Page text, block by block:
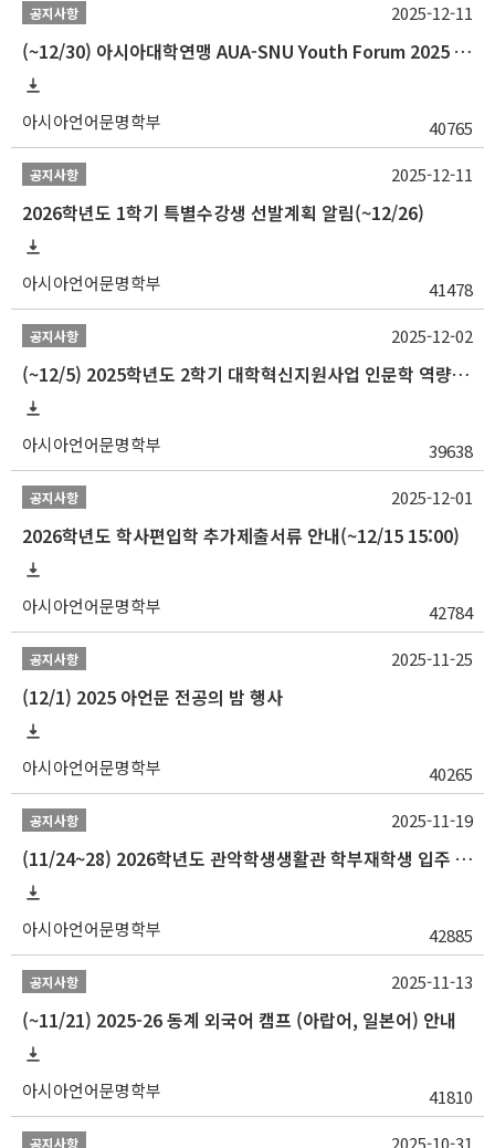
공지사항
(~12/30) 아시아대학연맹 AUA-SNU Youth Forum 2025 참가자 선발 안내
아시아언어문명학부 40765
2025-12-11
공지사항
2026학년도 1학기 특별수강생 선발계획 알림(~12/26)
아시아언어문명학부 41478
2025-12-11
공지사항
(~12/5) 2025학년도 2학기 대학혁신지원사업 인문학 역량강화 국제학술대회 참가 경비 지원 안내(2차)
아시아언어문명학부 39638
2025-12-02
공지사항
2026학년도 학사편입학 추가제출서류 안내(~12/15 15:00)
아시아언어문명학부 42784
2025-12-01
공지사항
(12/1) 2025 아언문 전공의 밤 행사
아시아언어문명학부 40265
2025-11-25
공지사항
(11/24~28) 2026학년도 관악학생생활관 학부재학생 입주 신청 일정 안내
아시아언어문명학부 42885
2025-11-19
공지사항
(~11/21) 2025-26 동계 외국어 캠프 (아랍어, 일본어) 안내
아시아언어문명학부 41810
2025-11-13
공지사항 2025-10-31